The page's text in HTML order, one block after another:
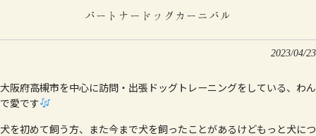
パートナードッグカーニバル
2023/04/23
大阪府高槻市を中心に訪問・出張ドッグトレーニングをしている、わん
で愛です
犬を初めて飼う方、また今まで犬を飼ったことがあるけどもっと犬につ